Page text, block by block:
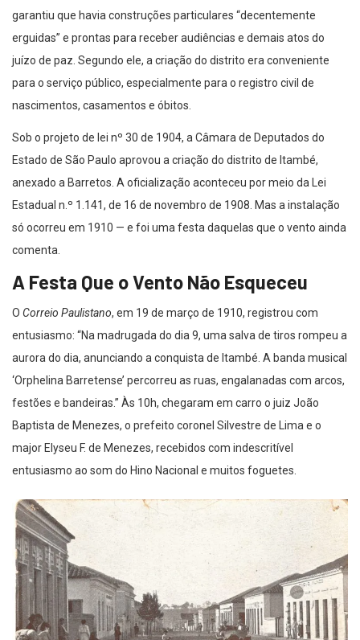
garantiu que havia construções particulares “decentemente
erguidas” e prontas para receber audiências e demais atos do
juízo de paz. Segundo ele, a criação do distrito era conveniente
para o serviço público, especialmente para o registro civil de
nascimentos, casamentos e óbitos.
Sob o projeto de lei nº 30 de 1904, a Câmara de Deputados do
Estado de São Paulo aprovou a criação do distrito de Itambé,
anexado a Barretos. A oficialização aconteceu por meio da Lei
Estadual n.º 1.141, de 16 de novembro de 1908. Mas a instalação
só ocorreu em 1910 — e foi uma festa daquelas que o vento ainda
comenta.
A Festa Que o Vento Não Esqueceu
O Correio Paulistano, em 19 de março de 1910, registrou com
entusiasmo: “Na madrugada do dia 9, uma salva de tiros rompeu a
aurora do dia, anunciando a conquista de Itambé. A banda musical
‘Orphelina Barretense’ percorreu as ruas, engalanadas com arcos,
festões e bandeiras.” Às 10h, chegaram em carro o juiz João
Baptista de Menezes, o prefeito coronel Silvestre de Lima e o
major Elyseu F. de Menezes, recebidos com indescritível
entusiasmo ao som do Hino Nacional e muitos foguetes.